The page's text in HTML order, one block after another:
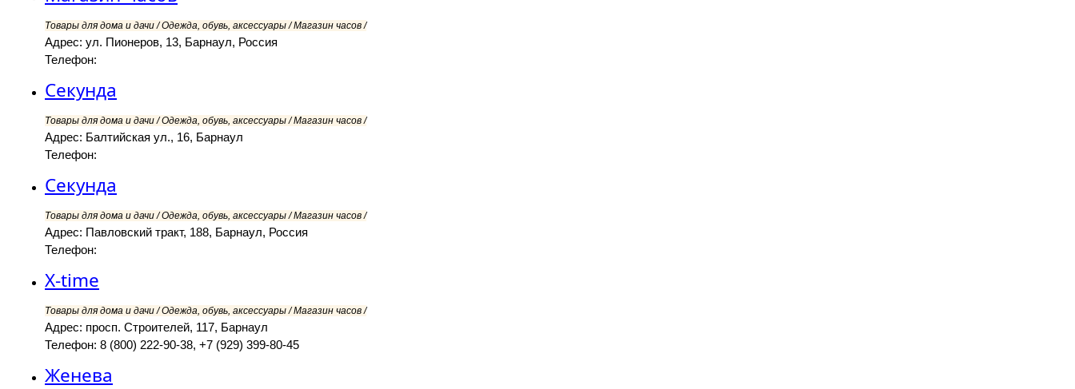
Товары для дома и дачи / Одежда, обувь, аксессуары / Магазин часов /
Адрес: ул. Пионеров, 13, Барнаул, Россия
Телефон:
Секунда
Товары для дома и дачи / Одежда, обувь, аксессуары / Магазин часов /
Адрес: Балтийская ул., 16, Барнаул
Телефон:
Секунда
Товары для дома и дачи / Одежда, обувь, аксессуары / Магазин часов /
Адрес: Павловский тракт, 188, Барнаул, Россия
Телефон:
X-time
Товары для дома и дачи / Одежда, обувь, аксессуары / Магазин часов /
Адрес: просп. Строителей, 117, Барнаул
Телефон: 8 (800) 222-90-38, +7 (929) 399-80-45
Женева